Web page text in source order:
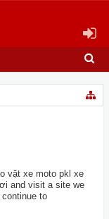
vặt xe moto pkl xe
and visit a site we
to